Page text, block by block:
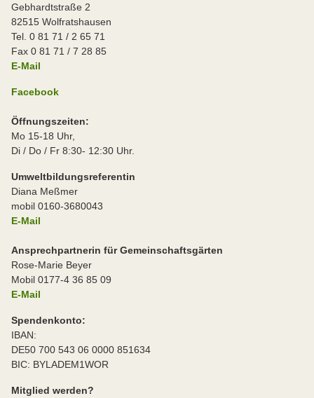
Gebhardtstraße 2
82515 Wolfratshausen
Tel. 0 81 71 / 2 65 71
Fax 0 81 71 / 7 28 85
E-Mail
Facebook
Öffnungszeiten:
Mo 15-18 Uhr,
Di / Do / Fr 8:30- 12:30 Uhr.
Umweltbildungsreferentin
Diana Meßmer
mobil 0160-3680043
E-Mail
Ansprechpartnerin für Gemeinschaftsgärten
Rose-Marie Beyer
Mobil 0177-4 36 85 09
E-Mail
Spendenkonto:
IBAN:
DE50 700 543 06 0000 851634
BIC: BYLADEM1WOR
Mitglied werden?